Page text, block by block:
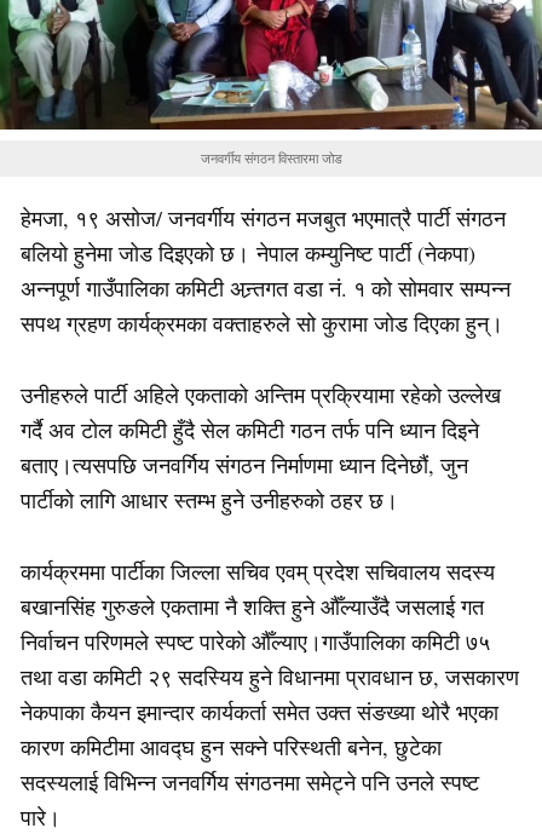
जनवर्गीय संगठन विस्तारमा जोड
हेमजा, १९ असोज/ जनवर्गीय संगठन मजबुत भएमात्रै पार्टी संगठन
बलियो हुनेमा जोड दिइएको छ। नेपाल कम्युनिष्ट पार्टी (नेकपा)
अन्नपूर्ण गाउँपालिका कमिटी अन्र्तगत वडा नं. १ को सोमवार सम्पन्न
सपथ ग्रहण कार्यक्रमका वक्ताहरुले सो कुरामा जोड दिएका हुन्।
उनीहरुले पार्टी अहिले एकताको अन्तिम प्रक्रियामा रहेको उल्लेख
गर्दै अव टोल कमिटी हुँदै सेल कमिटी गठन तर्फ पनि ध्यान दिइने
बताए।त्यसपछि जनवर्गिय संगठन निर्माणमा ध्यान दिनेछौं, जुन
पार्टीको लागि आधार स्तम्भ हुने उनीहरुको ठहर छ।
कार्यक्रममा पार्टीका जिल्ला सचिव एवम् प्रदेश सचिवालय सदस्य
बखानसिंह गुरुङले एकतामा नै शक्ति हुने औँल्याउँदै जसलाई गत
निर्वाचन परिणमले स्पष्ट पारेको औँल्याए।गाउँपालिका कमिटी ७५
तथा वडा कमिटी २९ सदस्यिय हुने विधानमा प्रावधान छ, जसकारण
नेकपाका कैयन इमान्दार कार्यकर्ता समेत उक्त संङख्या थोरै भएका
कारण कमिटीमा आवद्घ हुन सक्ने परिस्थती बनेन, छुटेका
सदस्यलाई विभिन्न जनवर्गिय संगठनमा समेट्ने पनि उनले स्पष्ट
पारे।